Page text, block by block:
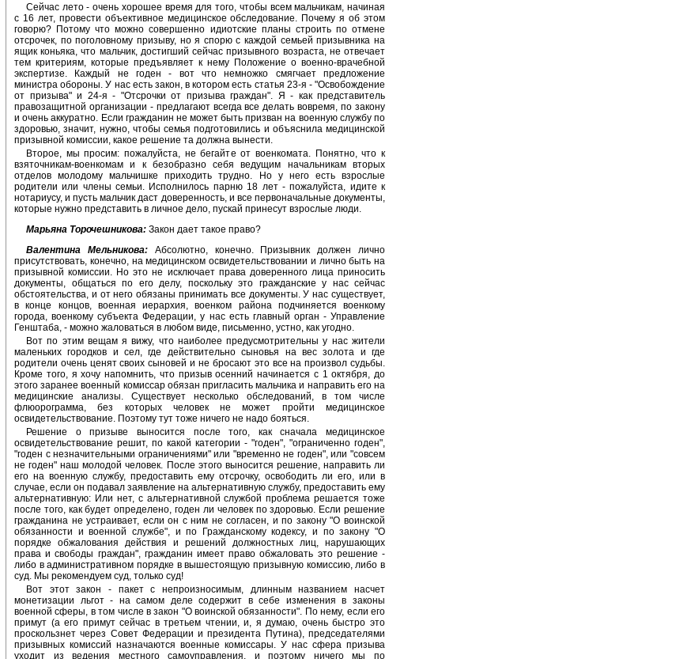
Сейчас лето - очень хорошее время для того, чтобы всем мальчикам, начиная
с 16 лет, провести объективное медицинское обследование. Почему я об этом
говорю? Потому что можно совершенно идиотские планы строить по отмене
отсрочек, по поголовному призыву, но я спорю с каждой семьей призывника на
ящик коньяка, что мальчик, достигший сейчас призывного возраста, не отвечает
тем критериям, которые предъявляет к нему Положение о военно-врачебной
экспертизе. Каждый не годен - вот что немножко смягчает предложение
министра обороны. У нас есть закон, в котором есть статья 23-я - "Освобождение
от призыва" и 24-я - "Отсрочки от призыва граждан". Я - как представитель
правозащитной организации - предлагают всегда все делать вовремя, по закону
и очень аккуратно. Если гражданин не может быть призван на военную службу по
здоровью, значит, нужно, чтобы семья подготовились и объяснила медицинской
призывной комиссии, какое решение та должна вынести.
Второе, мы просим: пожалуйста, не бегайте от военкомата. Понятно, что к
взяточникам-военкомам и к безобразно себя ведущим начальникам вторых
отделов молодому мальчишке приходить трудно. Но у него есть взрослые
родители или члены семьи. Исполнилось парню 18 лет - пожалуйста, идите к
нотариусу, и пусть мальчик даст доверенность, и все первоначальные документы,
которые нужно представить в личное дело, пускай принесут взрослые люди.
Марьяна Торочешникова: Закон дает такое право?
Валентина Мельникова:Абсолютно, конечно. Призывник должен лично
присутствовать, конечно, на медицинском освидетельствовании и лично быть на
призывной комиссии. Но это не исключает права доверенного лица приносить
документы, общаться по его делу, поскольку это гражданские у нас сейчас
обстоятельства, и от него обязаны принимать все документы. У нас существует,
в конце концов, военная иерархия, военком района подчиняется военкому
города, военкому субъекта Федерации, у нас есть главный орган - Управление
Генштаба, - можно жаловаться в любом виде, письменно, устно, как угодно.
Вот по этим вещам я вижу, что наиболее предусмотрительны у нас жители
маленьких городков и сел, где действительно сыновья на вес золота и где
родители очень ценят своих сыновей и не бросают это все на произвол судьбы.
Кроме того, я хочу напомнить, что призыв осенний начинается с 1 октября, до
этого заранее военный комиссар обязан пригласить мальчика и направить его на
медицинские анализы. Существует несколько обследований, в том числе
флюорограмма, без которых человек не может пройти медицинское
освидетельствование. Поэтому тут тоже ничего не надо бояться.
Решение о призыве выносится после того, как сначала медицинское
освидетельствование решит, по какой категории - "годен", "ограниченно годен",
"годен с незначительными ограничениями" или "временно не годен", или "совсем
не годен" наш молодой человек. После этого выносится решение, направить ли
его на военную службу, предоставить ему отсрочку, освободить ли его, или в
случае, если он подавал заявление на альтернативную службу, предоставить ему
альтернативную: Или нет, с альтернативной службой проблема решается тоже
после того, как будет определено, годен ли человек по здоровью. Если решение
гражданина не устраивает, если он с ним не согласен, и по закону "О воинской
обязанности и военной службе", и по Гражданскому кодексу, и по закону "О
порядке обжалования действия и решений должностных лиц, нарушающих
права и свободы граждан", гражданин имеет право обжаловать это решение -
либо в административном порядке в вышестоящую призывную комиссию, либо в
суд. Мы рекомендуем суд, только суд!
Вот этот закон - пакет с непроизносимым, длинным названием насчет
монетизации льгот - на самом деле содержит в себе изменения в законы
военной сферы, в том числе в закон "О воинской обязанности". По нему, если его
примут (а его примут сейчас в третьем чтении, и, я думаю, очень быстро это
проскользнет через Совет Федерации и президента Путина), председателями
призывных комиссий назначаются военные комиссары. У нас сфера призыва
уходит из ведения местного самоуправления, и поэтому ничего мы по